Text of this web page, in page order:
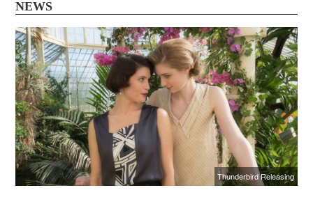
NEWS
Thunderbird Releasing